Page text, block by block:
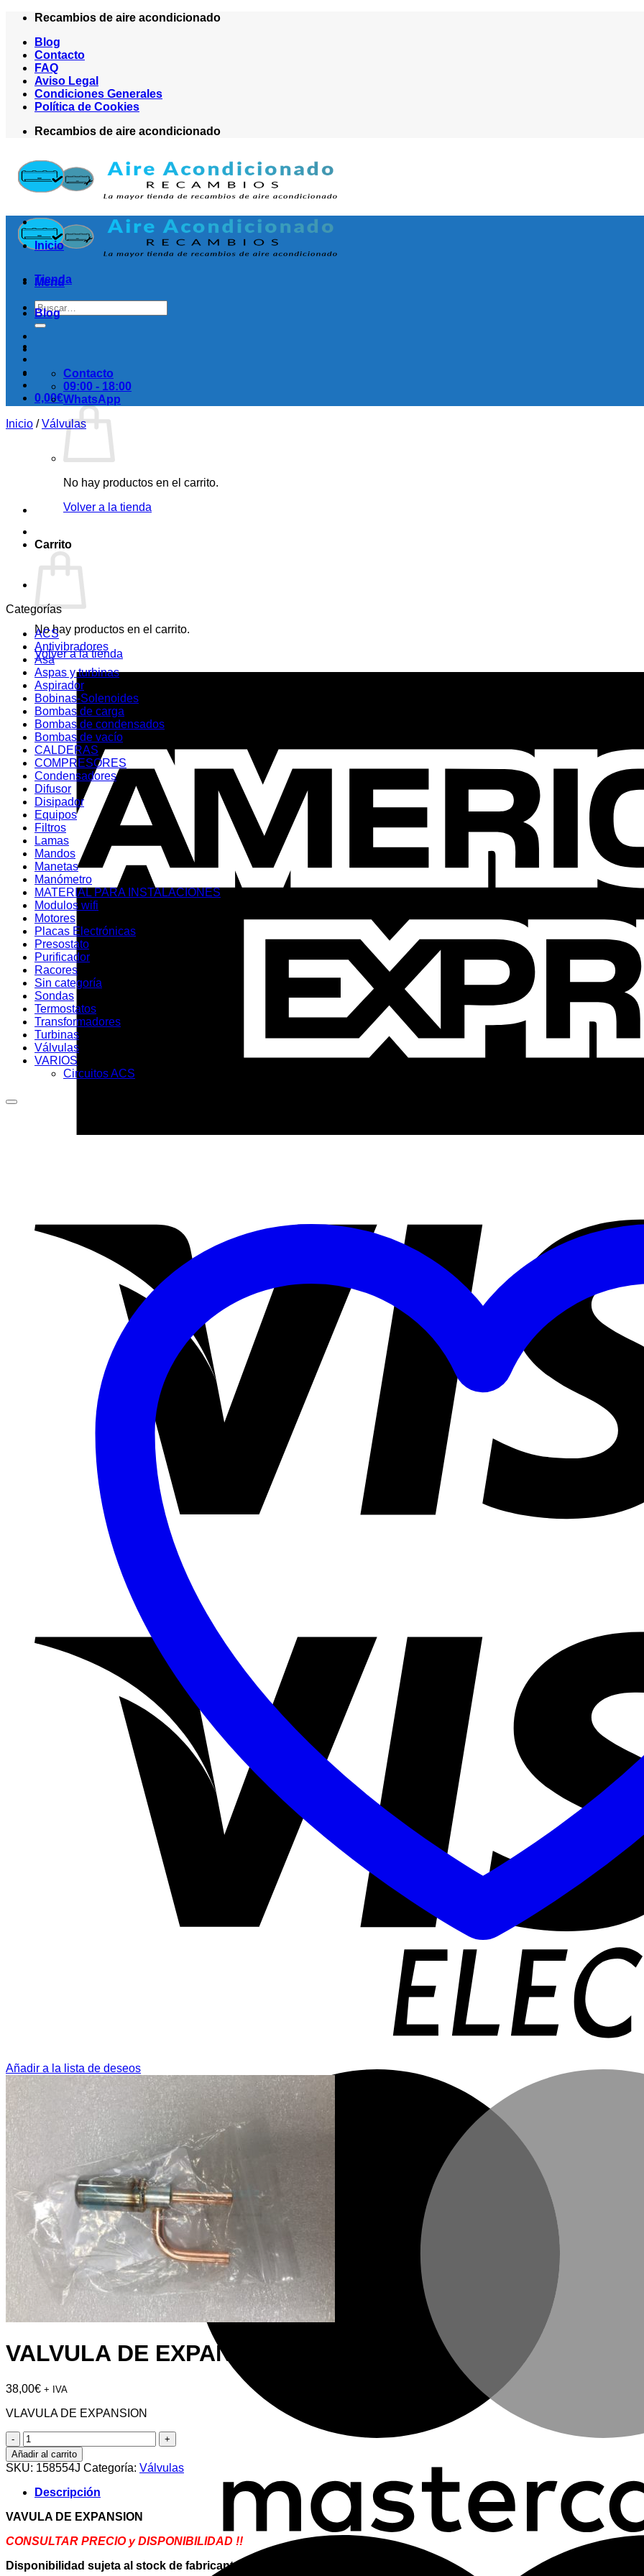
Saltar
contenido
Recambios de aire acondicionado
Blog
Contacto
FAQ
Aviso Legal
Condiciones Generales
Política de Cookies
Recambios de aire acondicionado
Menú
Buscar
por:
0,00€
No hay productos en el carrito.
Volver a la tienda
Carrito
No hay productos en el carrito.
Volver a la tienda
Inicio
Tienda
Blog
Contacto
09:00 - 18:00
WhatsApp
Inicio / Válvulas
Categorías
ACS
Antivibradores
Asa
Aspas y turbinas
Aspirador
Bobinas-Solenoides
Bombas de carga
Bombas de condensados
Bombas de vacío
CALDERAS
COMPRESORES
Condensadores
Difusor
Disipador
Equipos
Filtros
Lamas
Mandos
Manetas
Manómetro
MATERIAL PARA INSTALACIONES
Modulos wifi
Motores
Placas Electrónicas
Presostato
Purificador
Racores
Sin categoría
Sondas
Termostatos
Transformadores
Turbinas
Válvulas
VARIOS
Circuitos ACS
Añadir a la lista de deseos
VALVULA DE EXPANSION
38,00€ + IVA
VLAVULA DE EXPANSION
VALVULA
DE
EXPANSION
cantidad
Añadir al carrito
SKU: 158554J Categoría: Válvulas
Descripción
VAVULA DE EXPANSION
CONSULTAR PRECIO y DISPONIBILIDAD !!
Disponibilidad sujeta al stock de fabricante *